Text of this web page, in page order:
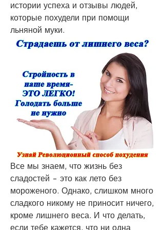
истории успеха и отзывы людей,
которые похудели при помощи
льняной муки.
Все мы знаем, что жизнь без
сладостей - это как лето без
мороженого. Однако, слишком много
сладкого никому не приносит ничего,
кроме лишнего веса. И что делать,
если тебе кажется, что ни одна